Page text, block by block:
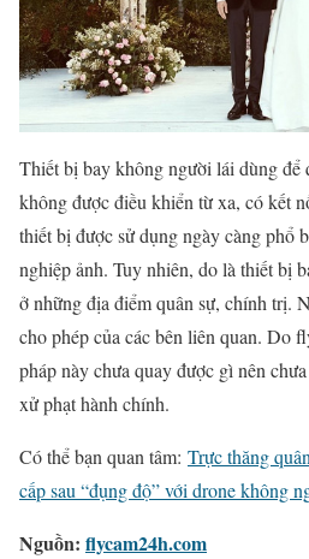
Thiết bị bay không người lái dùng để
không được điều khiển từ xa, có kết
thiết bị được sử dụng ngày càng phổ
nghiệp ảnh. Tuy nhiên, do là thiết bị
ở những địa điểm quân sự, chính trị.
cho phép của các bên liên quan. Do
pháp này chưa quay được gì nên
xử phạt hành chính.
Có thể bạn quan tâm: Trực thăng
cấp sau “đụng độ” với drone không
Nguồn: flycam24h.com